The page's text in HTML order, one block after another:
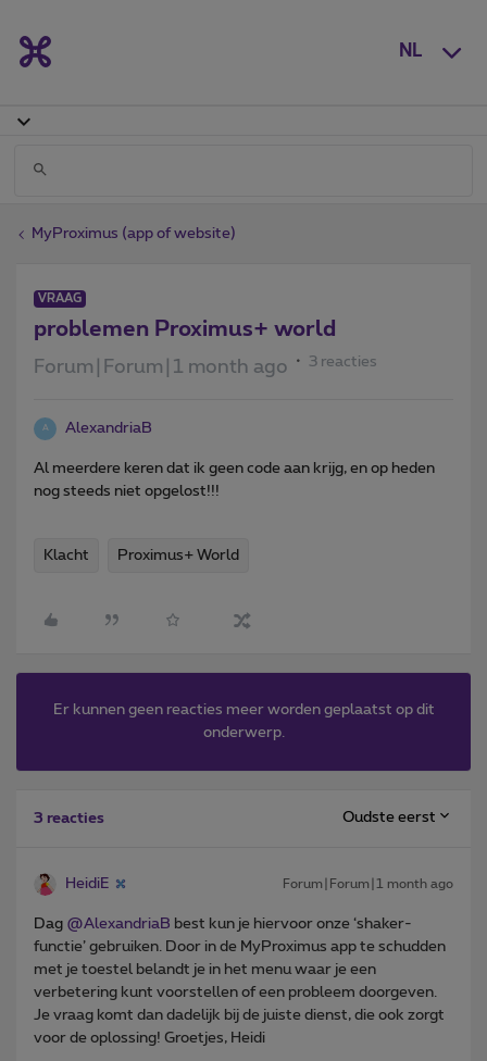
NL
MyProximus (app of website)
VRAAG
problemen Proximus+ world
Forum|Forum|1 month ago 3 reacties
A AlexandriaB
Al meerdere keren dat ik geen code aan krijg, en op heden
nog steeds niet opgelost!!!
Klacht Proximus+ World
Er kunnen geen reacties meer worden geplaatst op dit
onderwerp.
3 reacties Oudste eerst
HeidiE Forum|Forum|1 month ago
Dag ​ @AlexandriaB best kun je hiervoor onze ‘shaker-
functie’ gebruiken. Door in de MyProximus app te schudden
met je toestel belandt je in het menu waar je een
verbetering kunt voorstellen of een probleem doorgeven.
Je vraag komt dan dadelijk bij de juiste dienst, die ook zorgt
voor de oplossing! Groetjes, Heidi